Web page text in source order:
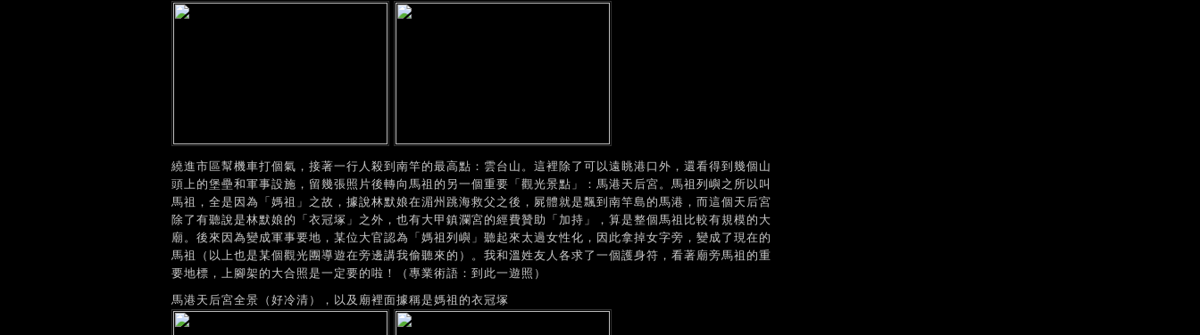
繞進市區幫機車打個氣，接著一行人殺到南竿的最高點：雲台山。這裡除了可以遠眺港口外，還看得到幾個山
頭上的堡壘和軍事設施，留幾張照片後轉向馬祖的另一個重要「觀光景點」：馬港天后宮。馬祖列嶼之所以叫
馬祖，全是因為「媽祖」之故，據說林默娘在湄州跳海救父之後，屍體就是飄到南竿島的馬港，而這個天后宮
除了有聽說是林默娘的「衣冠塚」之外，也有大甲鎮瀾宮的經費贊助「加持」，算是整個馬祖比較有規模的大
廟。後來因為變成軍事要地，某位大官認為「媽祖列嶼」聽起來太過女性化，因此拿掉女字旁，變成了現在的
馬祖（以上也是某個觀光團導遊在旁邊講我偷聽來的）。我和溫姓友人各求了一個護身符，看著廟旁馬祖的重
要地標，上腳架的大合照是一定要的啦！（專業術語：到此一遊照）
馬港天后宮全景（好冷清），以及廟裡面據稱是媽祖的衣冠塚